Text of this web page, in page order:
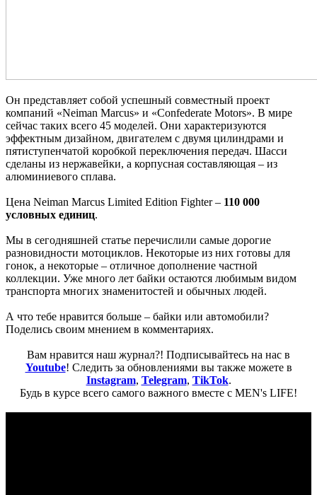
Он представляет собой успешный совместный проект
компаний «Neiman Marcus» и «Confederate Motors». В мире
сейчас таких всего 45 моделей. Они характеризуются
эффектным дизайном, двигателем с двумя цилиндрами и
пятиступенчатой коробкой переключения передач. Шасси
сделаны из нержавейки, а корпусная составляющая – из
алюминиевого сплава.
Цена Neiman Marcus Limited Edition Fighter – 110 000
условных единиц.
Мы в сегодняшней статье перечислили самые дорогие
разновидности мотоциклов. Некоторые из них готовы для
гонок, а некоторые – отличное дополнение частной
коллекции. Уже много лет байки остаются любимым видом
транспорта многих знаменитостей и обычных людей.
А что тебе нравится больше – байки или автомобили?
Поделись своим мнением в комментариях.
Вам нравится наш журнал?! Подписывайтесь на нас в
Youtube! Следить за обновлениями вы также можете в
Instagram, Telegram, TikTok.
Будь в курсе всего самого важного вместе с MEN's LIFE!